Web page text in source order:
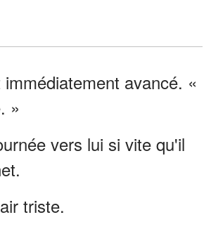
avancé. «
»
vers lui si vite qu'il
triste.